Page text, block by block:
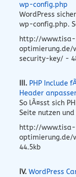
wp-config.php
WordPress
wp-config.php.
http://www.tisa-
optimierung.de/
security-key/ -
III. PHP Include
Header
So lÃ¤sst sich
Seite nutzen
http://www.tisa-
44.5kb
IV. WordPress